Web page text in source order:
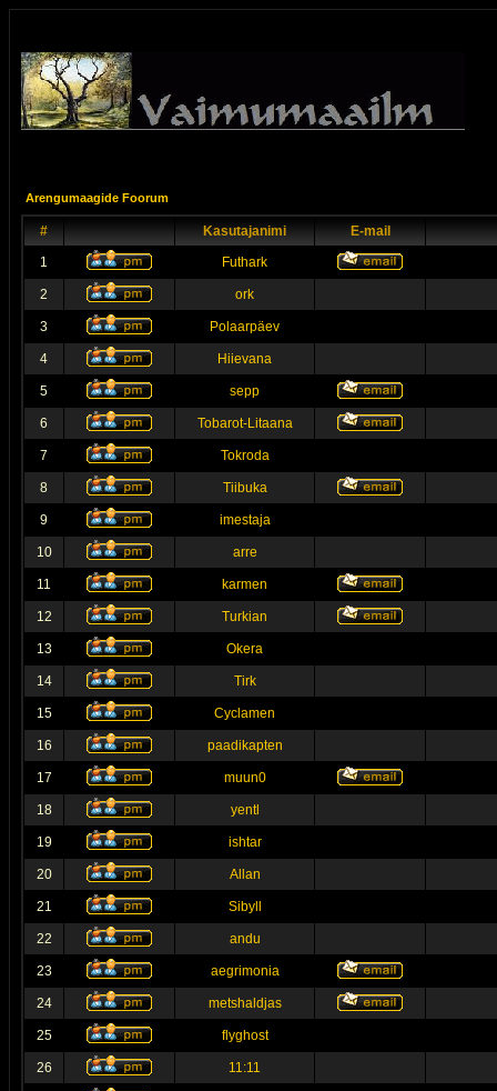
Arengumaagide Foorum
# Kasutajanimi
E-mail
1
Futhark
2 ork
3 Polaarpäev
4 Hiievana
5 sepp
6 Tobarot-Litaana
7 Tokroda
8 Tiibuka
9 imestaja
10 arre
11 karmen
12 Turkian
13 Okera
14 Tirk
15 Cyclamen
16 paadikapten
17 muun0
18 yentl
19 ishtar
20 Allan
21 Sibyll
22 andu
23 aegrimonia
24 metshaldjas
25 flyghost
26 11:11